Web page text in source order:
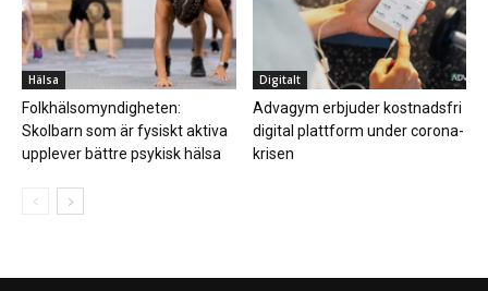
Hälsa
Folkhälsomyndigheten:
Skolbarn som är fysiskt aktiva
upplever bättre psykisk hälsa
Digitalt
Advagym erbjuder kostnadsfri
digital plattform under corona-
krisen